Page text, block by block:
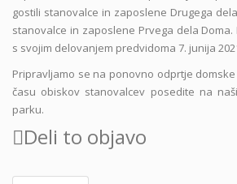
gostili stanovalce in zaposlene Drugega
stanovalce in zaposlene Prvega dela
s svojim delovanjem predvidoma 7. junija
Pripravljamo se na ponovno odprtje
času obiskov stanovalcev posedite na
parku.
Deli to objavo